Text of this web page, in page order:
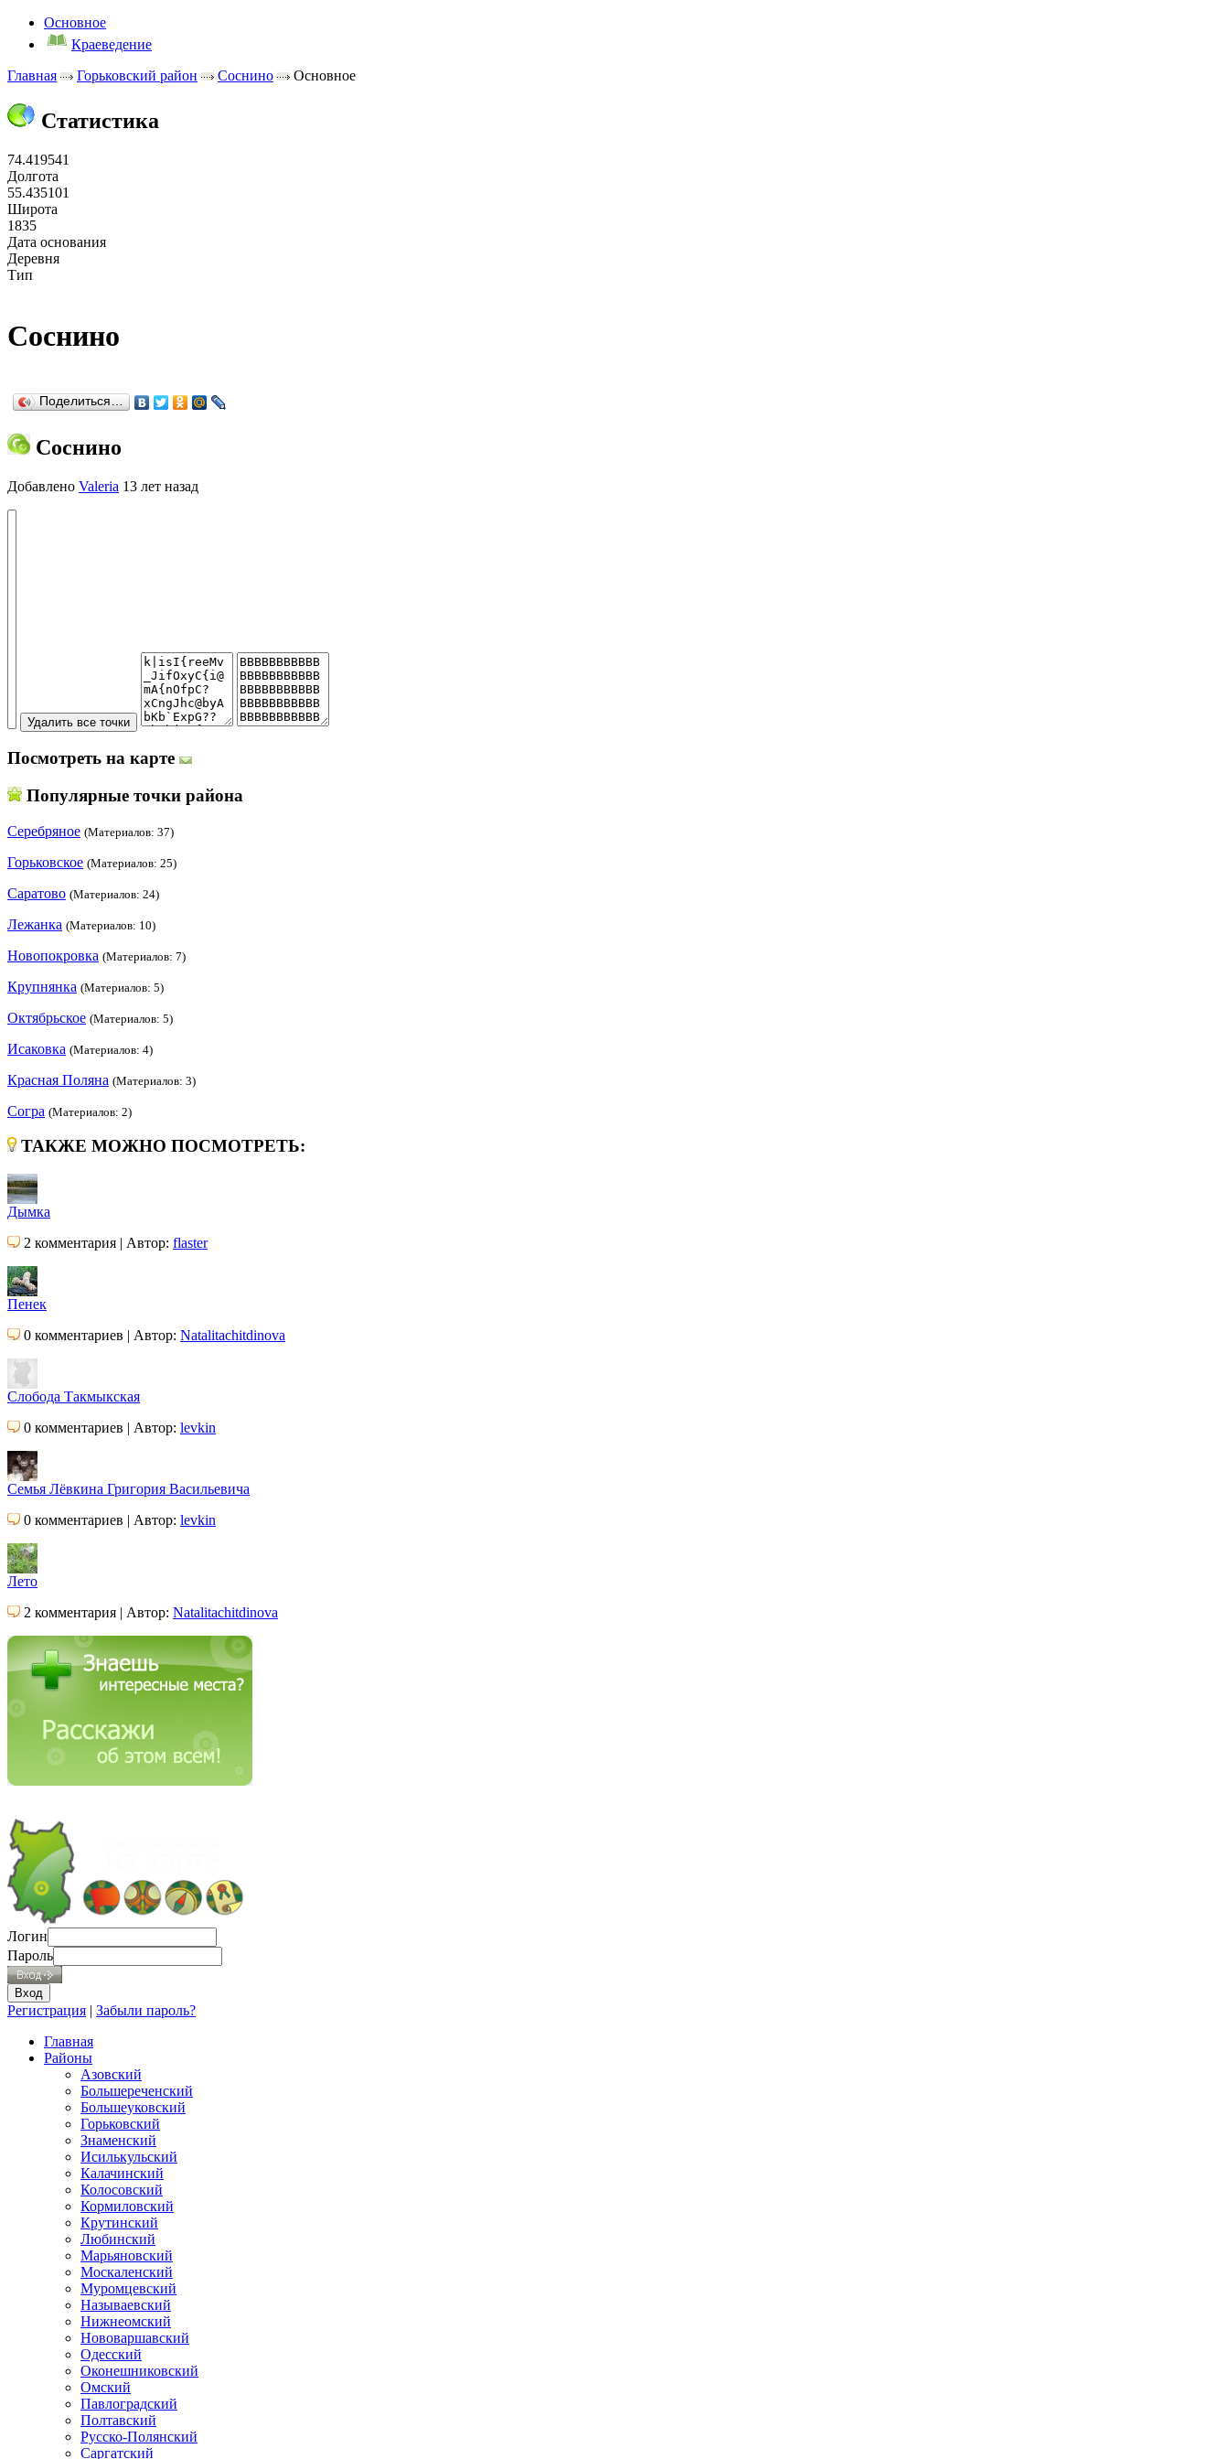
Основное
Краеведение
Главная
Горьковский район Соснино Основное
Статистика
74.419541
Долгота
55.435101
Широта
1835
Дата основания
Деревня
Тип
Соснино
Поделиться…
Соснино
Добавлено Valeria 13 лет назад
Посмотреть на карте
Популярные точки района
Серебряное (Материалов: 37)
Горьковское (Материалов: 25)
Саратово (Материалов: 24)
Лежанка (Материалов: 10)
Новопокровка (Материалов: 7)
Крупнянка (Материалов: 5)
Октябрьское (Материалов: 5)
Исаковка (Материалов: 4)
Красная Поляна (Материалов: 3)
Согра (Материалов: 2)
ТАКЖЕ МОЖНО ПОСМОТРЕТЬ:
Дымка
2 комментария | Автор: flaster
Пенек
0 комментариев | Автор: Natalitachitdinova
Слобода Такмыкская
0 комментариев | Автор: levkin
Семья Лёвкина Григория Васильевича
0 комментариев | Автор: levkin
Лето
2 комментария | Автор: Natalitachitdinova
Логин
Пароль
Регистрация | Забыли пароль?
Главная
Районы
Азовский
Большереченский
Большеуковский
Горьковский
Знаменский
Исилькульский
Калачинский
Колосовский
Кормиловский
Крутинский
Любинский
Марьяновский
Москаленский
Муромцевский
Называевский
Нижнеомский
Нововаршавский
Одесский
Оконешниковский
Омский
Павлоградский
Полтавский
Русско-Полянский
Саргатский